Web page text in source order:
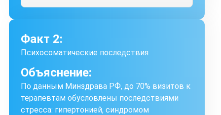
Факт 2:
Психосоматические последствия
Объяснение:
По данным Минздрава РФ, до 70% визитов к
терапевтам обусловлены последствиями
стресса: гипертонией, синдромом